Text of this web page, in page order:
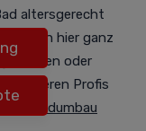
altersgerecht
auch hier ganz
oder
unseren Profis
Badumbau